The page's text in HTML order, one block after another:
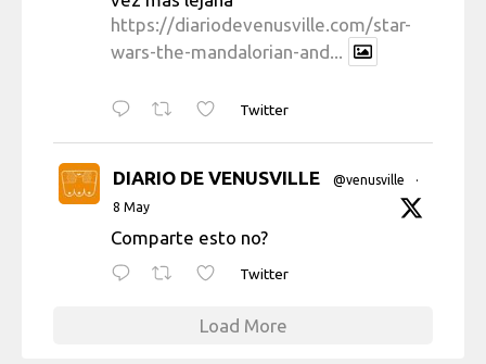
https://diariodevenusville.com/star-
wars-the-mandalorian-and...
Twitter
DIARIO DE VENUSVILLE @venusville
·
8 May
Comparte esto no?
Twitter
Load More